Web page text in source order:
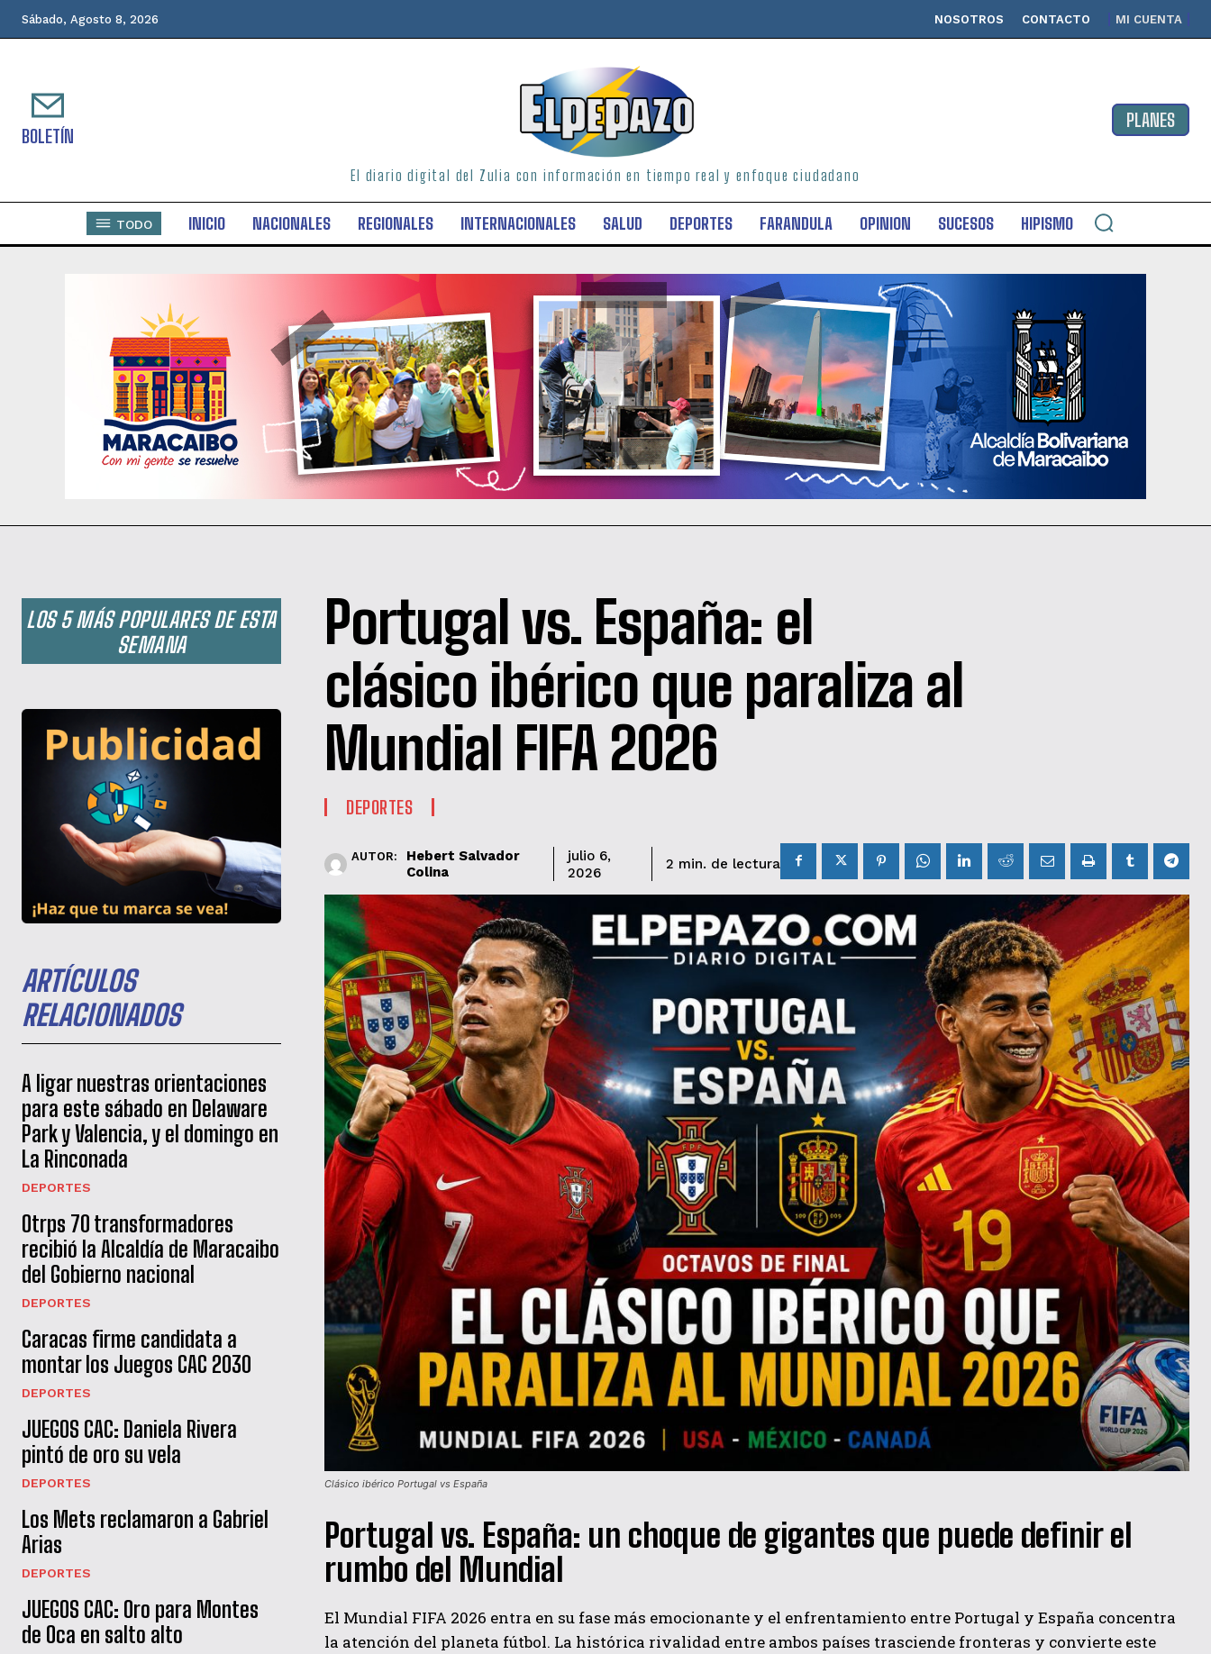
Sábado, Agosto 8, 2026 NOSOTROS CONTACTO MI CUENTA
BOLETÍN
El diario digital del Zulia con información en tiempo real y enfoque ciudadano
PLANES
TODO INICIO NACIONALES REGIONALES INTERNACIONALES SALUD DEPORTES FARANDULA OPINION SUCESOS HIPISMO
LOS 5 MÁS POPULARES DE ESTA
SEMANA
ARTÍCULOS
RELACIONADOS
A ligar nuestras orientaciones
para este sábado en Delaware
Park y Valencia, y el domingo en
La Rinconada
DEPORTES
Otrps 70 transformadores
recibió la Alcaldía de Maracaibo
del Gobierno nacional
DEPORTES
Caracas firme candidata a
montar los Juegos CAC 2030
DEPORTES
JUEGOS CAC: Daniela Rivera
pintó de oro su vela
DEPORTES
Los Mets reclamaron a Gabriel
Arias
DEPORTES
JUEGOS CAC: Oro para Montes
de Oca en salto alto
Portugal vs. España: el
clásico ibérico que paraliza al
Mundial FIFA 2026
DEPORTES
AUTOR:
Hebert Salvador
Colina
julio 6,
2026
2 min. de lectura
Clásico ibérico Portugal vs España
Portugal vs. España: un choque de gigantes que puede definir el
rumbo del Mundial
El Mundial FIFA 2026 entra en su fase más emocionante y el enfrentamiento entre Portugal y España concentra
la atención del planeta fútbol. La histórica rivalidad entre ambos países trasciende fronteras y convierte este